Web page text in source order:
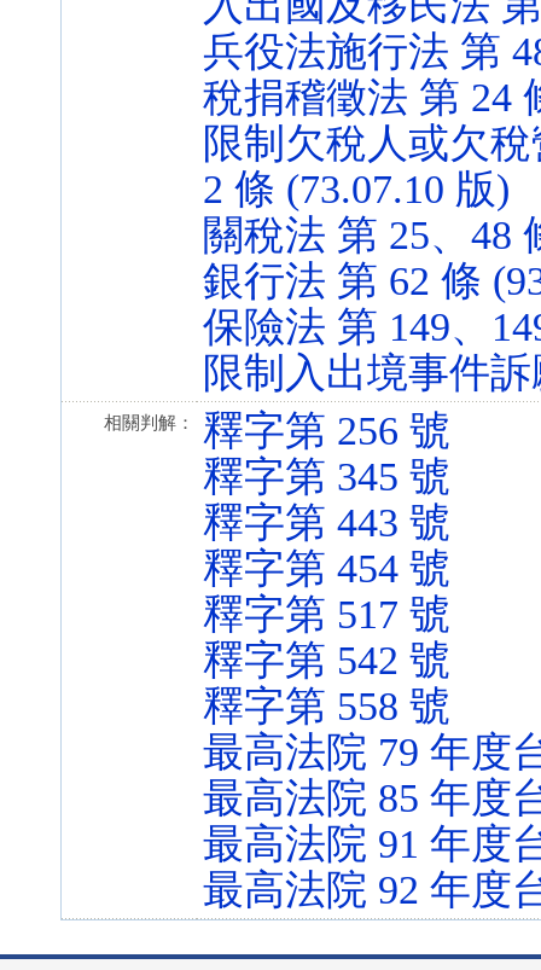
兵役法施行法 第
稅捐稽徵法 第 24
限制欠稅人或欠
2 條 (73.07.10 版)
關稅法 第 25、48
銀行法 第 62 條
保險法 第 149、
限制入出境事件
相關判解：
釋字第 256 號
釋字第 345 號
釋字第 443 號
釋字第 454 號
釋字第 517 號
釋字第 542 號
釋字第 558 號
最高法院 79 年度
最高法院 85 年度
最高法院 91 年度
最高法院 92 年度